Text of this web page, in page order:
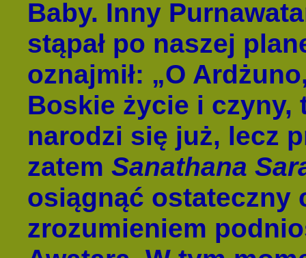
Baby. Inny
stąpał po naszej
oznajmił: „O
Boskie życie i czyny,
narodzi się już, lecz
zatem Sanathana
osiągnąć ostateczny
zrozumieniem